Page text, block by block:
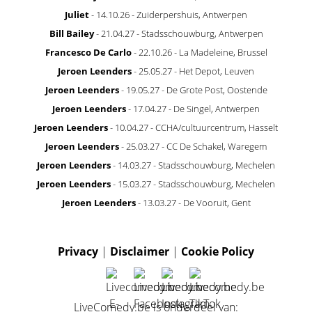
Juliet- 14.10.26 - Zuiderpershuis, Antwerpen
Bill Bailey- 21.04.27 - Stadsschouwburg, Antwerpen
Francesco De Carlo- 22.10.26 - La Madeleine, Brussel
Jeroen Leenders- 25.05.27 - Het Depot, Leuven
Jeroen Leenders- 19.05.27 - De Grote Post, Oostende
Jeroen Leenders- 17.04.27 - De Singel, Antwerpen
Jeroen Leenders- 10.04.27 - CCHA/cultuurcentrum, Hasselt
Jeroen Leenders- 25.03.27 - CC De Schakel, Waregem
Jeroen Leenders- 14.03.27 - Stadsschouwburg, Mechelen
Jeroen Leenders- 15.03.27 - Stadsschouwburg, Mechelen
Jeroen Leenders- 13.03.27 - De Vooruit, Gent
Privacy | Disclaimer | Cookie Policy
LiveComedy.be is onderdeel van: